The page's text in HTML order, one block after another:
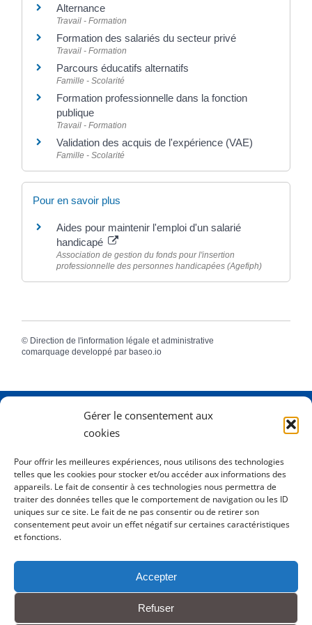
Gérer le consentement aux
cookies
Pour offrir les meilleures expériences, nous utilisons des technologies
telles que les cookies pour stocker et/ou accéder aux informations des
appareils. Le fait de consentir à ces technologies nous permettra de
traiter des données telles que le comportement de navigation ou les ID
uniques sur ce site. Le fait de ne pas consentir ou de retirer son
consentement peut avoir un effet négatif sur certaines caractéristiques
et fonctions.
Accepter
Refuser
Alternance
Travail - Formation
Formation des salariés du secteur privé
Travail - Formation
Parcours éducatifs alternatifs
Famille - Scolarité
Formation professionnelle dans la fonction
publique
Travail - Formation
Validation des acquis de l'expérience (VAE)
Famille - Scolarité
Pour en savoir plus
Aides pour maintenir l'emploi d'un salarié
handicapé
Association de gestion du fonds pour l'insertion
professionnelle des personnes handicapées (Agefiph)
© Direction de l'information légale et administrative
comarquage developpé par baseo.io
2 Rue Dame Pernette
Horaires
Lundi de 8h15 à 12h
Mardi de 8h15 à 12h
Mercredi 8h15 à 12h
Jeudi de 8h15 à 12h - 16h à 18h00
Tél.